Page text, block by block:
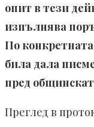
опит в тези
изпълнява
По
била дала
пред
Преглед в